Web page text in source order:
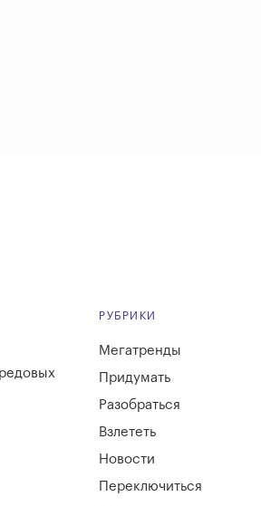
РУБРИКИ
Мегатренды
Придумать
Разобраться
Взлететь
Новости
Переключиться